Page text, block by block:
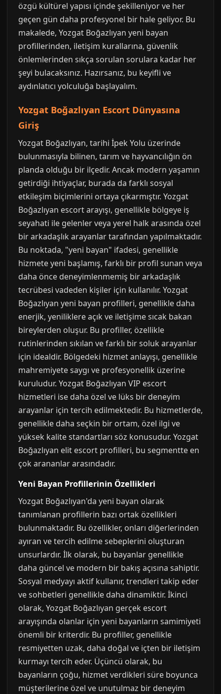
özgü kültürel yapısı içinde şekilleniyor ve her
geçen gün daha profesyonel bir hale geliyor. Bu
makalede, Yozgat Boğazlıyan yeni bayan
profillerinden, iletişim kurallarına, güvenlik
önlemlerinden sıkça sorulan sorulara kadar her
şeyi bulacaksınız. Hazırsanız, bu keyifli ve
aydınlatıcı yolculuğa başlayalım.
Yozgat Boğazlıyan Escort Dünyasına
Giriş
Yozgat Boğazlıyan, tarihi İpek Yolu üzerinde
bulunmasıyla bilinen, tarım ve hayvancılığın ön
planda olduğu bir ilçedir. Ancak modern yaşamın
getirdiği ihtiyaçlar, burada da farklı sosyal
etkileşim biçimlerini ortaya çıkarmıştır. Yozgat
Boğazlıyan escort arayışı, genellikle bölgeye iş
seyahati ile gelenler veya yerel halk arasında özel
bir arkadaşlık arayanlar tarafından yapılmaktadır.
Bu noktada, "yeni bayan" ifadesi, genellikle
hizmete yeni başlamış, farklı bir profil sunan veya
daha önce deneyimlenmemiş bir arkadaşlık
tecrübesi vadeden kişiler için kullanılır. Yozgat
Boğazlıyan yeni bayan profilleri, genellikle daha
enerjik, yeniliklere açık ve iletişime sıcak bakan
bireylerden oluşur. Bu profiller, özellikle
rutinlerinden sıkılan ve farklı bir soluk arayanlar
için idealdir. Bölgedeki hizmet anlayışı, genellikle
mahremiyete saygı ve profesyonellik üzerine
kuruludur. Yozgat Boğazlıyan VIP escort
hizmetleri ise daha özel ve lüks bir deneyim
arayanlar için tercih edilmektedir. Bu hizmetlerde,
genellikle daha seçkin bir ortam, özel ilgi ve
yüksek kalite standartları söz konusudur. Yozgat
Boğazlıyan elit escort profilleri, bu segmentte en
çok arananlar arasındadır.
Yeni Bayan Profillerinin Özellikleri
Yozgat Boğazlıyan'da yeni bayan olarak
tanımlanan profillerin bazı ortak özellikleri
bulunmaktadır. Bu özellikler, onları diğerlerinden
ayıran ve tercih edilme sebeplerini oluşturan
unsurlardır. İlk olarak, bu bayanlar genellikle
daha güncel ve modern bir bakış açısına sahiptir.
Sosyal medyayı aktif kullanır, trendleri takip eder
ve sohbetleri genellikle daha dinamiktir. İkinci
olarak, Yozgat Boğazlıyan gerçek escort
arayışında olanlar için yeni bayanların samimiyeti
önemli bir kriterdir. Bu profiller, genellikle
resmiyetten uzak, daha doğal ve içten bir iletişim
kurmayı tercih eder. Üçüncü olarak, bu
bayanların çoğu, hizmet verdikleri süre boyunca
müşterilerine özel ve unutulmaz bir deneyim